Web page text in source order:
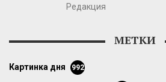
Редакция
МЕТКИ
картинка дня 992